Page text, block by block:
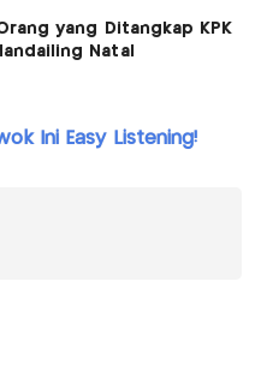
yang Ditangkap KPK
Natal
Ini Easy Listening!